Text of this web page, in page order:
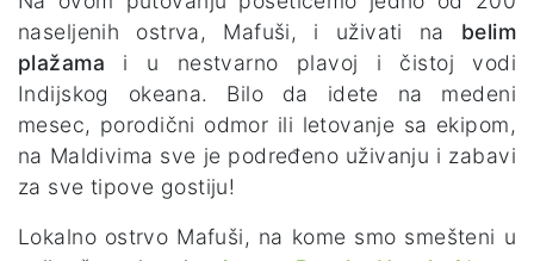
naseljenih ostrva, Mafuši, i uživati na belim
plažama i u nestvarno plavoj i čistoj vodi
Indijskog okeana. Bilo da idete na medeni
mesec, porodični odmor ili letovanje sa ekipom,
na Maldivima sve je podređeno uživanju i zabavi
za sve tipove gostiju!
Lokalno ostrvo Mafuši, na kome smo smešteni u